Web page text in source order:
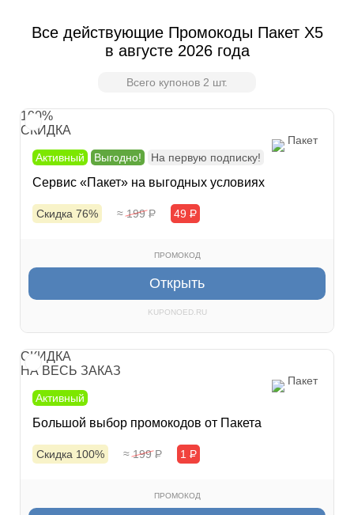
Все действующие Промокоды Пакет X5
в августе 2026 года
Всего купонов 2 шт.
100%
СКИДКА
Пакет
Активный
Выгодно! На первую подписку!
Сервис «Пакет» на выгодных условиях
Скидка 76% ≈ 199Р 49 Р
ПРОМОКОД
Открыть
KUPONOED.RU
СКИДКА
НА ВЕСЬ ЗАКАЗ
Пакет
Активный
Большой выбор промокодов от Пакета
Скидка 100% ≈ 199Р 1 Р
ПРОМОКОД